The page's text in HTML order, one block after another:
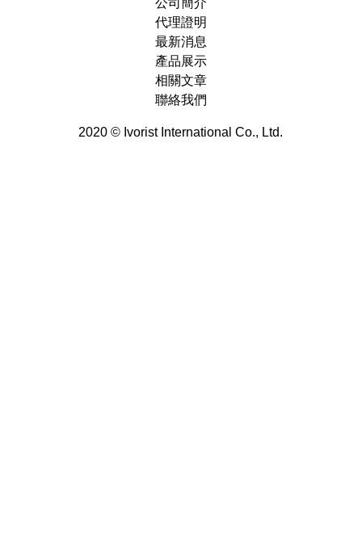
公司簡介
代理證明
最新消息
產品展示
相關文章
聯絡我們
2020 © Ivorist International Co., Ltd.